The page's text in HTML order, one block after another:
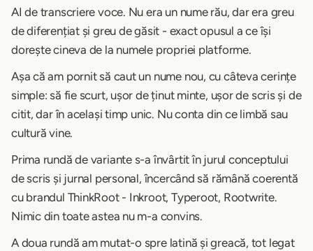
AI de transcriere voce. Nu era un nume rău, dar era greu
de diferențiat și greu de găsit - exact opusul a ce își
dorește cineva de la numele propriei platforme.
Așa că am pornit să caut un nume nou, cu câteva cerințe
simple: să fie scurt, ușor de ținut minte, ușor de scris și de
citit, dar în același timp unic. Nu conta din ce limbă sau
cultură vine.
Prima rundă de variante s-a învârtit în jurul conceptului
de scris și jurnal personal, încercând să rămână coerentă
cu brandul ThinkRoot - Inkroot, Typeroot, Rootwrite.
Nimic din toate astea nu m-a convins.
A doua rundă am mutat-o spre latină și greacă, tot legat